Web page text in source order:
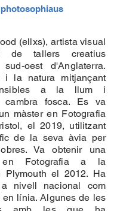
(ellxs), artista visual
de tallers creatius
oest d'Anglaterra.
la natura mitjançant
a la llum i
cambra fosca. Es va
màster en Fotografia
el 2019, utilitzant
de la seva àvia per
Va obtenir una
en Fotografia a la
Plymouth el 2012. Ha
nivell nacional com
en línia. Algunes de les